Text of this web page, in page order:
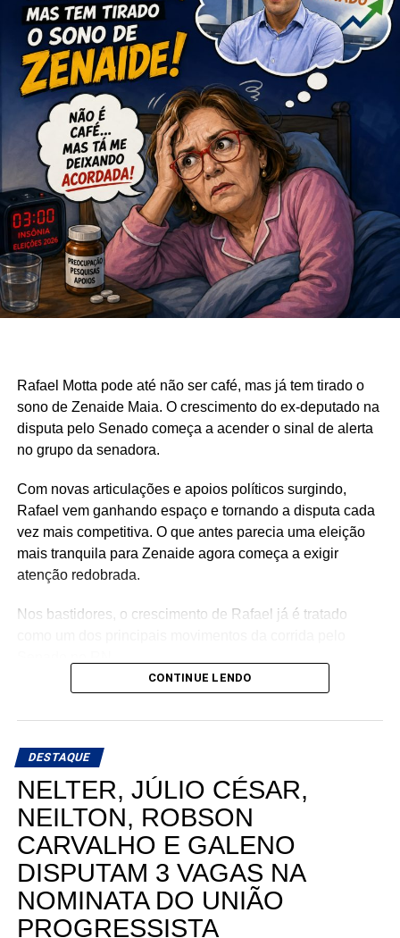
Rafael Motta pode até não ser café, mas já tem tirado o
sono de Zenaide Maia. O crescimento do ex-deputado na
disputa pelo Senado começa a acender o sinal de alerta
no grupo da senadora.
Com novas articulações e apoios políticos surgindo,
Rafael vem ganhando espaço e tornando a disputa cada
vez mais competitiva. O que antes parecia uma eleição
mais tranquila para Zenaide agora começa a exigir
atenção redobrada.
Nos bastidores, o crescimento de Rafael já é tratado
CONTINUE LENDO
DESTAQUE
NELTER, JÚLIO CÉSAR,
NEILTON, ROBSON
CARVALHO E GALENO
DISPUTAM 3 VAGAS NA
NOMINATA DO UNIÃO
PROGRESSISTA